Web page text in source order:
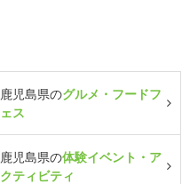
鹿児島県のグルメ・フードフ
ェス
鹿児島県の体験イベント・ア
クティビティ